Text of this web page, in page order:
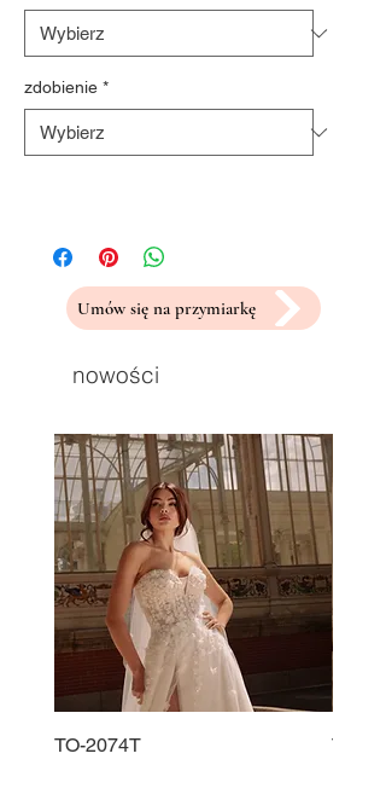
zdobienie *
Umów się na przymiarkę
nowości
TO-2074T TO-